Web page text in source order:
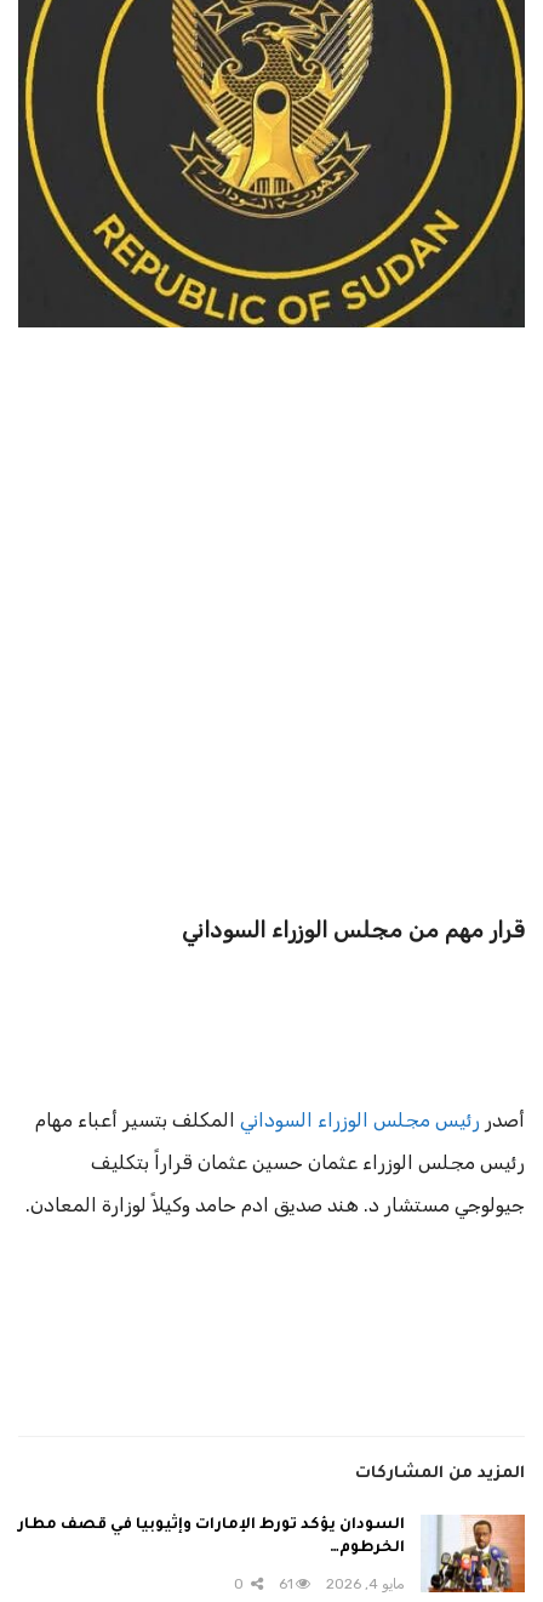
قرار مهم من مجلس الوزراء السوداني
أصدر رئيس مجلس الوزراء السوداني المكلف بتسير أعباء مهام
رئيس مجلس الوزراء عثمان حسين عثمان قراراً بتكليف
جيولوجي مستشار د. هند صديق ادم حامد وكيلاً لوزارة المعادن.
المزيد من المشاركات
السودان يؤكد تورط الإمارات وإثيوبيا في قصف مطار
الخرطوم…
مايو 4, 2026 61